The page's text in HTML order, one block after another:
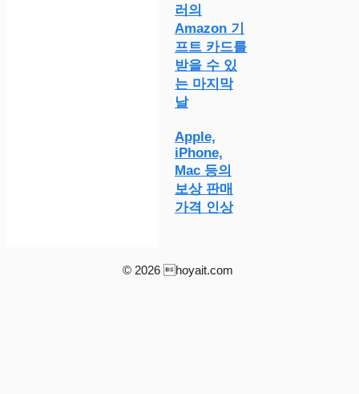
러의
Amazon 기
프트 카드를
받을 수 있
는 마지막
날
Apple,
iPhone,
Mac 등의
보상 판매
가격 인상
© 2026 hoyait.com